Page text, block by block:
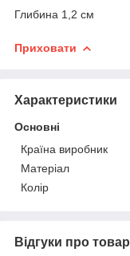
Глибина 1,2 см
Приховати
Характеристики
Основні
Країна виробник
Матеріал
Колір
Відгуки про товар